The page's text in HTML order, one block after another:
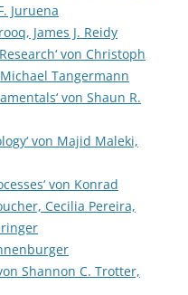
Juruena
James J. Reidy
von Christoph
Tangermann
von Shaun R.
von Majid Maleki,
von Konrad
Cecilia Pereira,
Shannon C. Trotter,